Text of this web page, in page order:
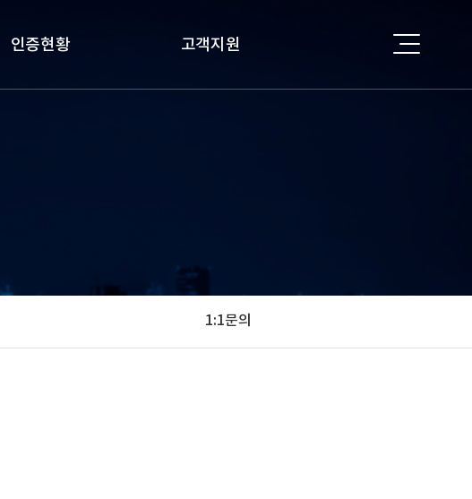
인증현황 고객지원
1:1문의